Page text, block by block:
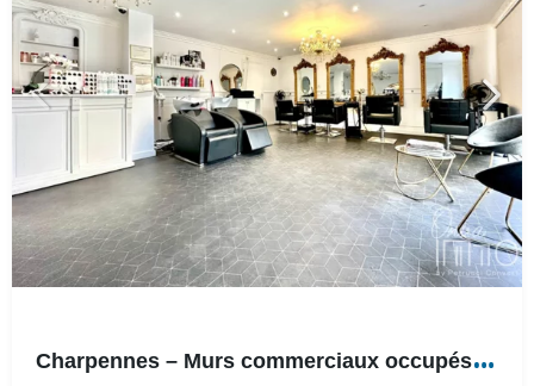
C
harpennes – Murs commerciaux occupés – Loyer HC de 900